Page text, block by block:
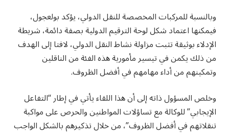
وبالنسبة للمركبات المخصصة للنقل الدولي، يؤكد بولعجول،
فيمكنها اعتماد شكل لوحة الترقيم الدولية بصفة دائمة، شريطة
الإدلاء بوثيقة تثبت مزاولة نشاط النقل الدولي، لافتا إلى الهدف
من ذلك يكمن في تيسير مأمورية هذه الفئة من الناقلين
وتمكينهم من أداء مهامهم في أفضل الظروف.
وخلص المسؤول ذاته إلى أن هذا اللقاء يأتي في إطار “التفاعل
الإيجابي” للوكالة مع تساؤلات المواطنين والحرص على مواكبة
تنقلاتهم في أفضل الظروف”، من خلال تذكيرهم بالشكل الواجب